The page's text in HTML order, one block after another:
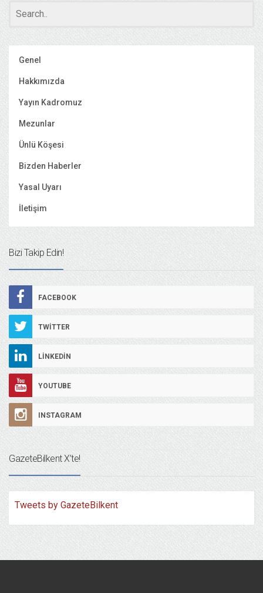
Genel
Hakkımızda
Yayın Kadromuz
Mezunlar
Ünlü Köşesi
Bizden Haberler
Yasal Uyarı
İletişim
Bizi Takip Edin!
FACEBOOK
TWITTER
LINKEDIN
YOUTUBE
INSTAGRAM
GazeteBilkent X’te!
Tweets by GazeteBilkent